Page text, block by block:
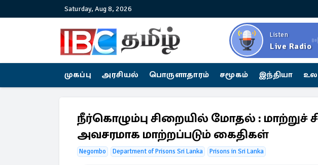
Saturday, Aug 8, 2026
Listen
Live Radio
முகப்பு அரசியல் பொருளாதாரம் சமூகம் இந்தியா
நீர்கொழும்பு சிறையில் மோதல் : மாற்றுச்
அவசரமாக மாற்றப்படும் கைதிகள்
Negombo Department of Prisons Sri Lanka Prisons in Sri Lanka